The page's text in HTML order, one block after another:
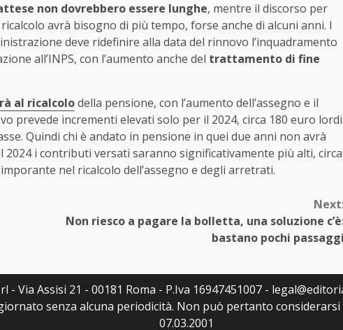
non dovrebbero essere lunghe, mentre il discorso per
ricalcolo avrà bisogno di più tempo, forse anche di alcuni anni. I
deve ridefinire alla data del rinnovo l’inquadramento
all’INPS, con l’aumento anche del trattamento di fine
al ricalcolodella pensione, con l’aumento dell’assegno e il
prevede incrementi elevati solo per il 2024, circa 180 euro
Quindi chi è andato in pensione in quei due anni non avrà
i contributi versati saranno significativamente più alti, circa
nel ricalcolo dell’assegno e degli arretrati.
Non riesco a pagare la bolletta, una soluzione
bastano pochi
Via Assisi 21 - 00181 Roma - P.Iva 16947451007 -
senza alcuna periodicità. Non può pertanto
07.03.2001